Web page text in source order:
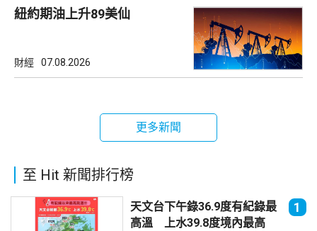
紐約期油上升89美仙
財經 07.08.2026
更多新聞
至 Hit 新聞排行榜
天文台下午錄36.9度有紀錄最
高溫 上水39.8度境內最高
1